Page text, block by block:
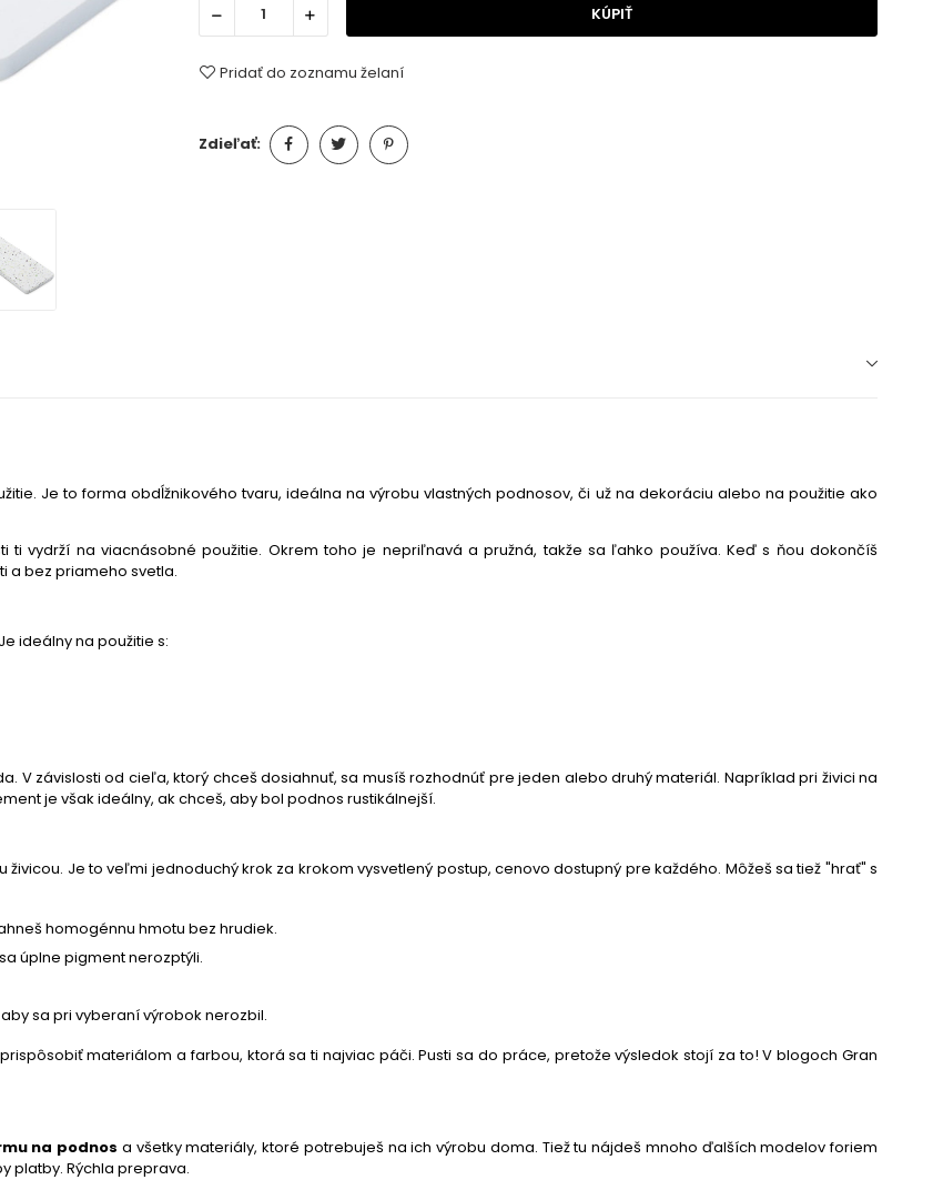
KÚPIŤ
Pridať do zoznamu želaní
Zdieľať:
Je to forma obdĺžnikového tvaru, ideálna na výrobu vlastných podnosov, či už na dekoráciu alebo na použitie ako
ti vydrží na viacnásobné použitie. Okrem toho je nepriľnavá a pružná, takže sa ľahko používa. Keď s ňou dokončíš
a bez priameho svetla.
ideálny na použitie s:
. V závislosti od cieľa, ktorý chceš dosiahnuť, sa musíš rozhodnúť pre jeden alebo druhý materiál. Napríklad pri živici na
je však ideálny, ak chceš, aby bol podnos rustikálnejší.
živicou. Je to veľmi jednoduchý krok za krokom vysvetlený postup, cenovo dostupný pre každého. Môžeš sa tiež "hrať" s
homogénnu hmotu bez hrudiek.
úplne pigment nerozptýli.
sa pri vyberaní výrobok nerozbil.
materiálom a farbou, ktorá sa ti najviac páči. Pusti sa do práce, pretože výsledok stojí za to! V blogoch Gran
na podnos a všetky materiály, ktoré potrebuješ na ich výrobu doma. Tiež tu nájdeš mnoho ďalších modelov foriem
platby. Rýchla preprava.